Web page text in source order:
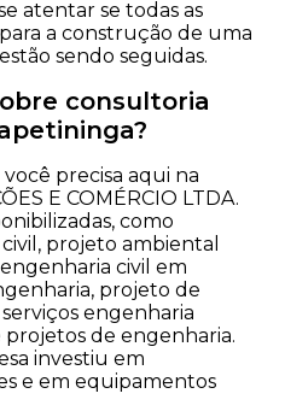
atentar se todas as
a construção de uma
sendo seguidas.
consultoria
precisa aqui na
E COMÉRCIO LTDA.
como
projeto ambiental
civil em
projeto de
engenharia
de engenharia.
investiu em
e em equipamentos